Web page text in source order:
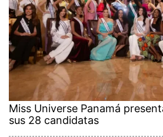
Miss Universe Panamá
sus 28 candidatas